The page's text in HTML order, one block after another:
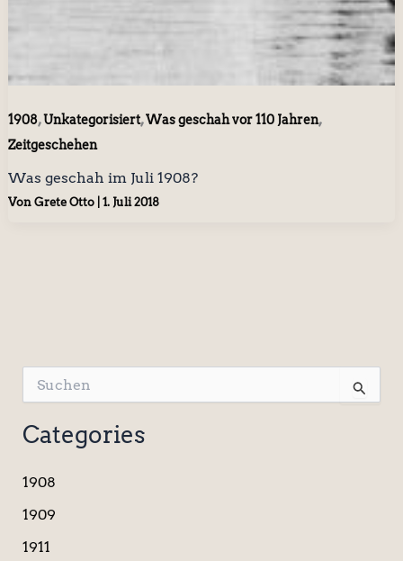
1908,Unkategorisiert,Was geschah vor 110 Jahren,
Zeitgeschehen
Was geschah im Juli 1908?
Von Grete Otto 1. Juli 2018
u
c
h
n
a
h
Categories
1908
1909
1911